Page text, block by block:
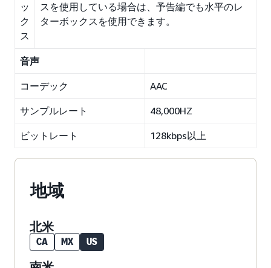
ッ
ク
ス
スを使用している場合は、予告編でも水平のレ
ターボックスを使用できます。
音声
コーデック AAC
サンプルレート 48,000HZ
ビットレート 128kbps以上
地域
北米
CA MX US